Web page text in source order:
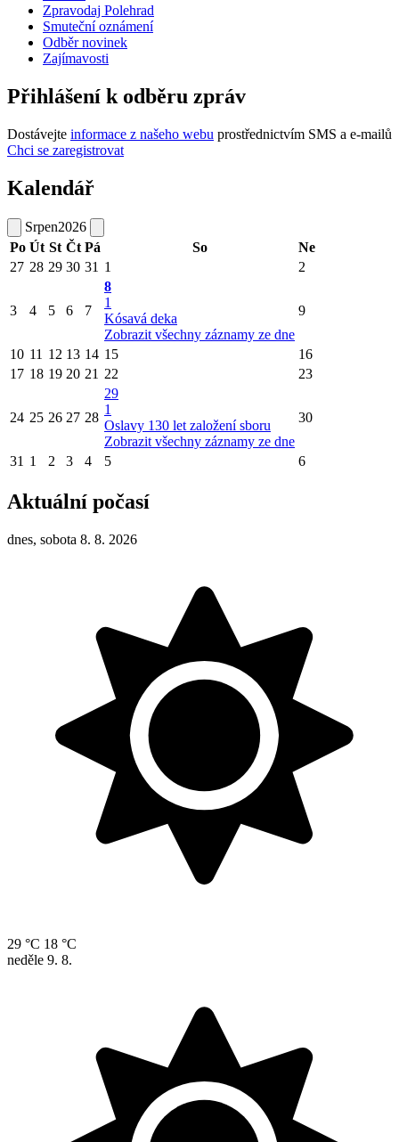
Zpravodaj Polehrad
Smuteční oznámení
Odběr novinek
Zajímavosti
Přihlášení k odběru zpráv
Dostávejte informace z našeho webu prostřednictvím SMS a e-mailů
Chci se zaregistrovat
Kalendář
Srpen2026
Po Út St Čt Pá So
Ne
27 28 29 30 31 1 2
3 4 5 6 7
8
1
Kósavá deka
Zobrazit všechny záznamy ze dne
9
10 11 12 13 14 15
16
17 18 19 20 21 22 23
24 25 26 27 28
29
1
Oslavy 130 let založení sboru
Zobrazit všechny záznamy ze dne
30
31 1 2 3 4 5 6
Aktuální počasí
dnes, sobota 8. 8. 2026
29 °C 18 °C
neděle 9. 8.